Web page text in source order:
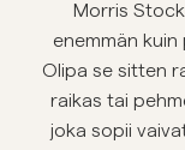
Paidat
Morris
enemmän kuin
Olipa se sitten
raikas tai
joka sopii